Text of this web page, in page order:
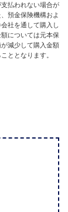
払われない場合が
預金保険機構およ
社を通して購入し
については元本保
減少して購入金額
ととなります。